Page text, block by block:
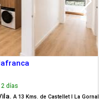
2 días
A 13 Kms. de Castellet I La Gornal